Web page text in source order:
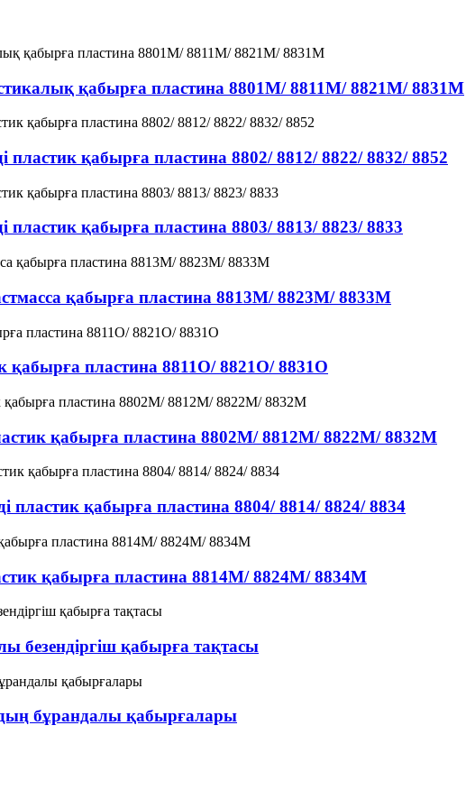
қабырға пластина 8801M/ 8811M/ 8821M/ 8831M
қабырға пластина 8802/ 8812/ 8822/ 8832/ 8852
пластик қабырға пластина 8803/ 8813/ 8823/ 8833
қабырға пластина 8813M/ 8823M/ 8833M
қабырға пластина 8811O/ 8821O/ 8831O
қабырға пластина 8802M/ 8812M/ 8822M/ 8832M
пластик қабырға пластина 8804/ 8814/ 8824/ 8834
қабырға пластина 8814M/ 8824M/ 8834M
безендіргіш қабырға тақтасы
бұрандалы қабырғалары